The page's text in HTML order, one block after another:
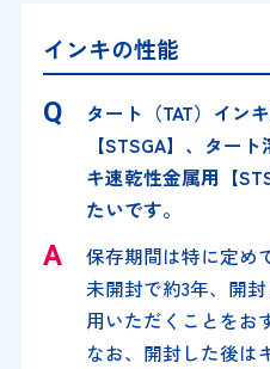
インキの性能
タート（TAT）イン
【STSGA】、ター
キ速乾性金属用【
たいです。
保存期間は特に定め
未開封で約3年、開
用いただくことをお
なお、開封した後は